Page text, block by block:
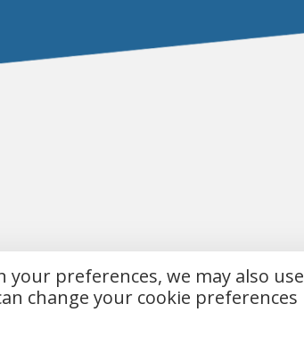
vorbehalten.
preferences, we may also use
change your cookie preferences